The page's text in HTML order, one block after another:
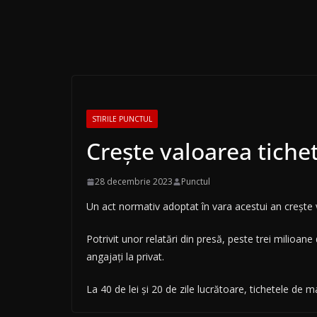
STIRILE PUNCTUL
Crește valoarea
28 decembrie 2023 Punctul
Un act normativ adoptat în vara acestui an
Potrivit unor relatări din presă, peste trei
angajați la privat.
La 40 de lei și 20 de zile lucrătoare, tichetele de